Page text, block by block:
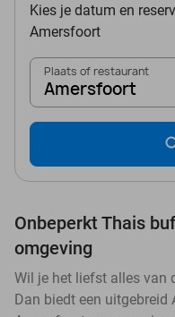
Kies je datum en
Amersfoort
Plaats of restaurant
Amersfoort
Onbeperkt Thais
omgeving
Wil je het liefst alles van
Dan biedt een uitgebreid